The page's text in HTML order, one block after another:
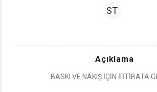
ST
Açıklama
BASKI VE NAKIŞ İÇİN İRTİBATA